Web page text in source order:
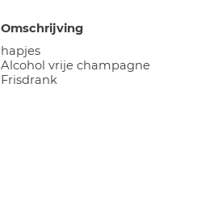
Omschrijving
hapjes
Alcohol vrije champagne
Frisdrank